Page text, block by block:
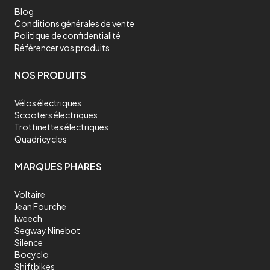
Blog
Conditions générales de vente
Politique de confidentialité
Référencer vos produits
NOS PRODUITS
Vélos électriques
Scooters électriques
Trottinettes électriques
Quadricycles
MARQUES PHARES
Voltaire
Jean Fourche
Iweech
Segway Ninebot
Silence
Bocyclo
Shiftbikes